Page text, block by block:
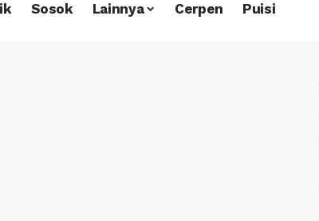
Sosok Lainnya Cerpen Puisi